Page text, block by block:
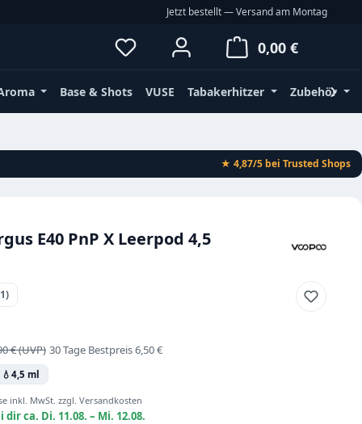
Jetzt bestellt — Versand am Montag
Du hast 0 Produkte auf dem
0,00 €
Base & Shots VUSE Tabakerhitzer Zubehör
★ 4,87/5 bei Trusted Shops
E40 PnP X Leerpod 4,5
Bewertung von 5 von 5 Sternen
Preis:
€ 30 Tage Bestpreis 6,50 €
💧 4,5 ml
inkl. MwSt. zzgl. Versandkosten
dir ca. Di. 11.08. – Mi. 12.08.